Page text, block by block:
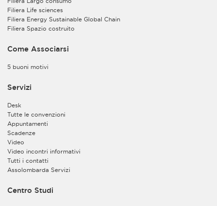
seminario o evento medesimo.
Inoltre, sulla base del legittimo interesse del Titolare a
essere trattati per finalità di esecuzione degli scopi
Lei potrà interrompere in qualsiasi momento l’invio di
privacy@assolombarda.it
informazioni necessarie per l’esercizio dei Suoi diritti
nel successivo paragrafo “Diritti degli interessati”.
Il Titolare potrà inoltre trattare i Suoi dati personali per
finalità di tutela e difesa dei propri diritti.
Contitolare Assolombarda Servizi S.p.A. Società
Filiera Life sciences
Filiera Energy Sustainable Global Chain
Filiera Spazio costruito
Come Associarsi
5 buoni motivi
Servizi
Desk
Tutte le convenzioni
Appuntamenti
Scadenze
Video
Video incontri informativi
Tutti i contatti
Assolombarda Servizi
Centro Studi